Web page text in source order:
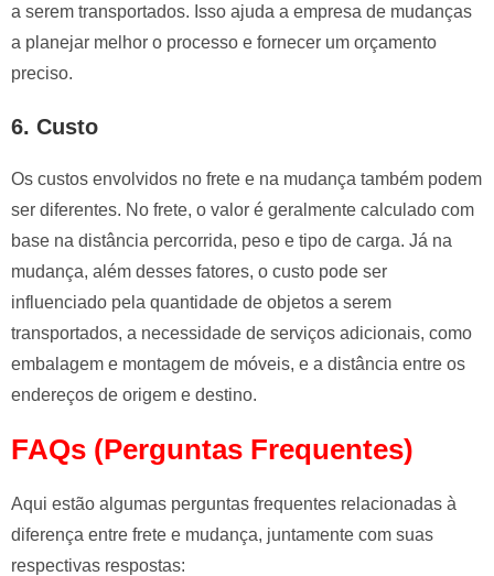
a serem transportados. Isso ajuda a empresa de mudanças
a planejar melhor o processo e fornecer um orçamento
preciso.
6. Custo
Os custos envolvidos no frete e na mudança também podem
ser diferentes. No frete, o valor é geralmente calculado com
base na distância percorrida, peso e tipo de carga. Já na
mudança, além desses fatores, o custo pode ser
influenciado pela quantidade de objetos a serem
transportados, a necessidade de serviços adicionais, como
embalagem e montagem de móveis, e a distância entre os
endereços de origem e destino.
FAQs (Perguntas Frequentes)
Aqui estão algumas perguntas frequentes relacionadas à
diferença entre frete e mudança, juntamente com suas
respectivas respostas: